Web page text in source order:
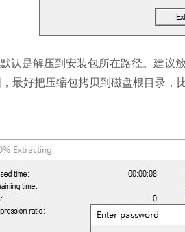
认是解压到安装包所在路径。建议
最好把压缩包拷贝到磁盘根目录，